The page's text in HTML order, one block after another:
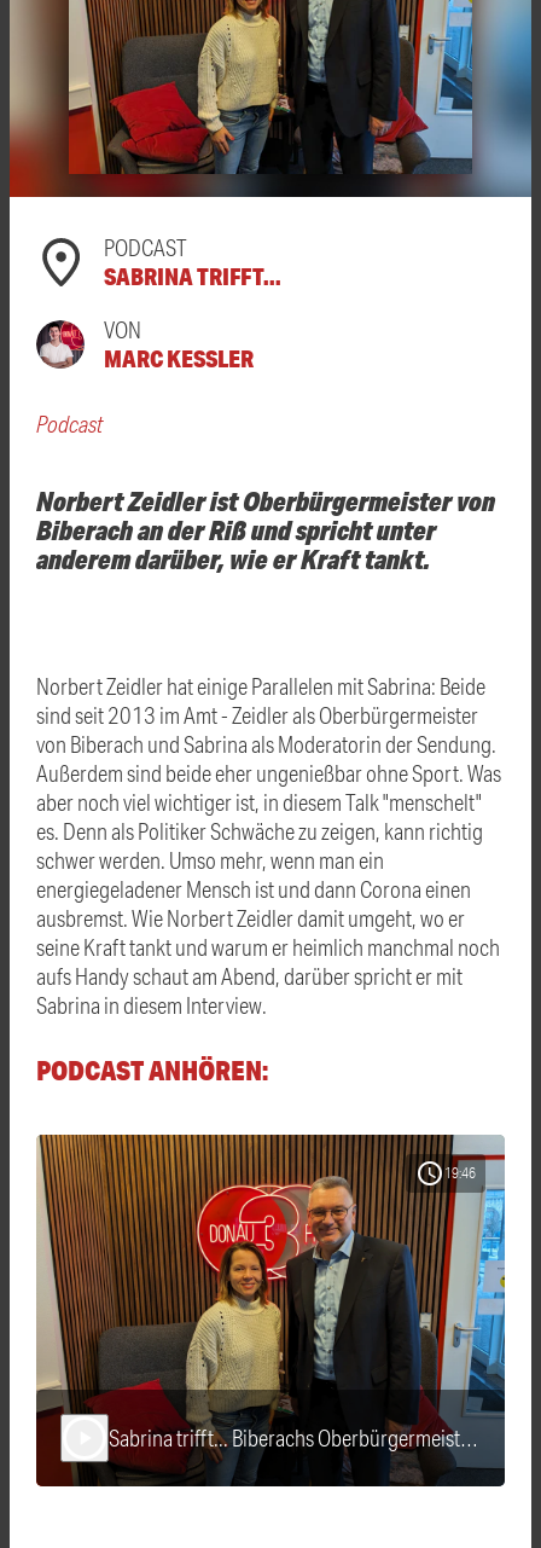
PODCAST
SABRINA TRIFFT...
VON
MARC KESSLER
Podcast
Norbert Zeidler ist Oberbürgermeister von
Biberach an der Riß und spricht unter
anderem darüber, wie er Kraft tankt.
Norbert Zeidler hat einige Parallelen mit Sabrina: Beide
sind seit 2013 im Amt - Zeidler als Oberbürgermeister
von Biberach und Sabrina als Moderatorin der Sendung.
Außerdem sind beide eher ungenießbar ohne Sport. Was
aber noch viel wichtiger ist, in diesem Talk "menschelt"
es. Denn als Politiker Schwäche zu zeigen, kann richtig
schwer werden. Umso mehr, wenn man ein
energiegeladener Mensch ist und dann Corona einen
ausbremst. Wie Norbert Zeidler damit umgeht, wo er
seine Kraft tankt und warum er heimlich manchmal noch
aufs Handy schaut am Abend, darüber spricht er mit
Sabrina in diesem Interview.
PODCAST ANHÖREN:
schedule19:46
Sabrina trifft... Biberachs Oberbürgermeister Norbert Zeidler